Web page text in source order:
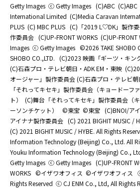
Getty Images ⓒ Getty Images (C)ABC (C)ABC
International Limited (C)Media Caravan
PLUS (C) MBC PLUS (C)「2019 L♡DK」製作
作委員会 (C)UP-FRONT WORKS (C)UP-FRONT
Images ⓒ Getty Images ©2026 TAKE SHOBO
SHOBO CO.,LTD. (C)2023 映画「ギーツ・キン
(C)石森プロ・テレビ朝日・ADK EM・東映
オージャー」製作委員会 (C)石森プロ・テレビ朝
「それってキセキ」製作委員会（キョードーフ
ト）
(C)舞台「それってキセキ」製作委員会（
ーソンチケット）
©東宝 ©東宝 (C)BNOI/ア
アイナナ製作委員会 (C) 2021 BIGHIT MUSIC /
(C) 2021 BIGHIT MUSIC / HYBE. All Rights
Information Technology (Beijing) Co., Ltd. All
Youku Information Technology (Beijing) Co.,
Getty Images ⓒ Getty Images (C)UP-FRONT
WORKS ©イザワオフィス ©イザワオフィス
Rights Reserved ⓒ CJ ENM Co., Ltd, All Rights